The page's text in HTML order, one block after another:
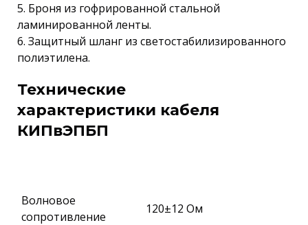
5. Броня из гофрированной стальной
ламинированной ленты.
6. Защитный шланг из светостабилизированного
полиэтилена.
Технические
характеристики кабеля
КИПвЭПБП
Волновое
сопротивление
120±12 Ом